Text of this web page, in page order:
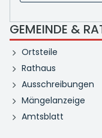
GEMEINDE &
Ortsteile
Rathaus
Ausschreibungen
Mängelanzeige
Amtsblatt